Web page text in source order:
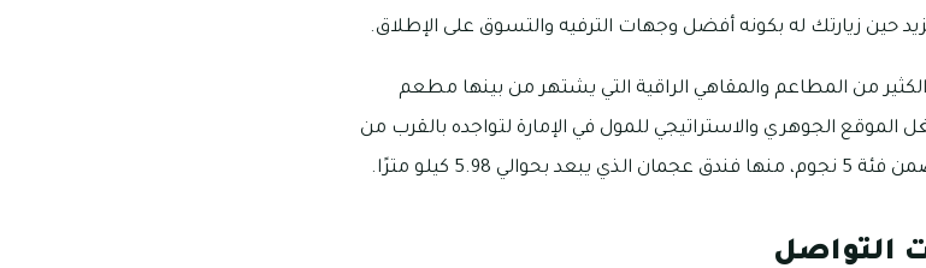
حين زيارتك له بكونه أفضل وجهات الترفيه والتسوق على الإطلاق.
من المطاعم والمقاهي الراقية التي يشتهر من بينها مطعم
الجوهري والاستراتيجي للمول في الإمارة لتواجده بالقرب من
5.98 كيلو مترًا.
التواصل